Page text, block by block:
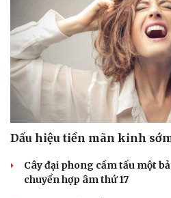
Dấu hiệu tiền mãn kinh
Cây đại phong cầm tấu một
chuyển hợp âm thứ 17